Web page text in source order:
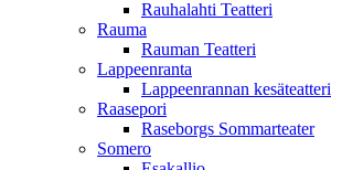
Rauhalahti Teatteri
Rauma
Rauman Teatteri
Lappeenranta
Lappeenrannan kesäteatteri
Raasepori
Raseborgs Sommarteater
Somero